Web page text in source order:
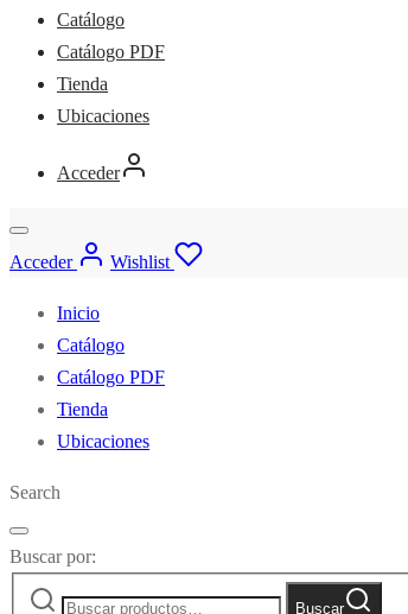
Catálogo
Catálogo PDF
Tienda
Ubicaciones
Acceder
Acceder Wishlist
Inicio
Catálogo
Catálogo PDF
Tienda
Ubicaciones
Search
Buscar por:
Buscar